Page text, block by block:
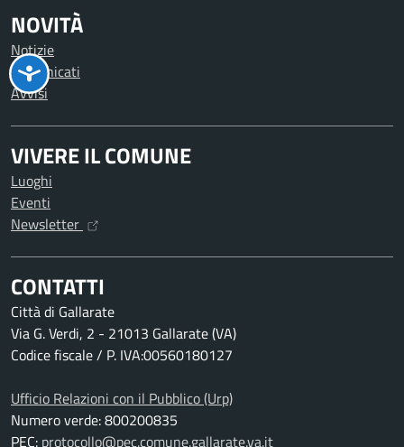
NOVITÀ
Notizie
Comunicati
Avvisi
VIVERE IL COMUNE
Luoghi
Eventi
Newsletter
CONTATTI
Città di Gallarate
Via G. Verdi, 2 - 21013 Gallarate (VA)
Codice fiscale / P. IVA:00560180127
Ufficio Relazioni con il Pubblico (Urp)
Numero verde: 800200835
PEC: protocollo@pec.comune.gallarate.va.it